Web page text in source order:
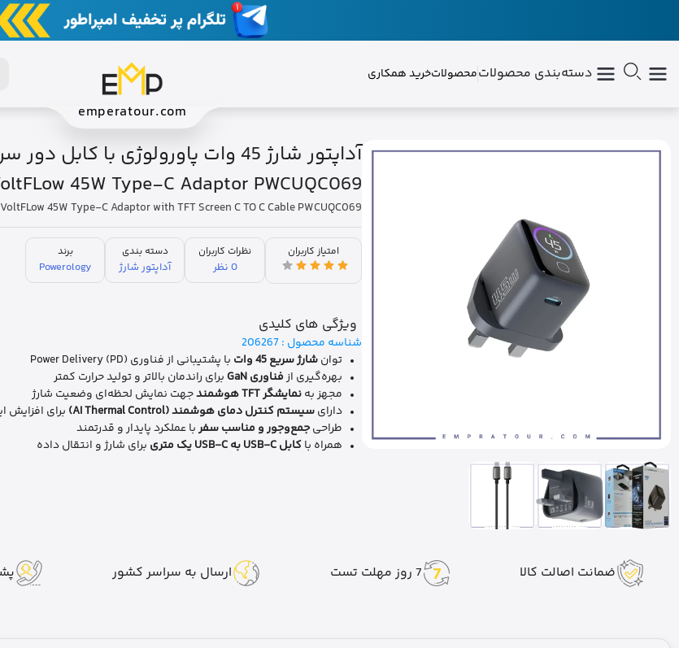
دسته‌بندی محصولاتمحصولاتخرید همکاری
emperatour.com
آداپتور شارژ 45 وات پاورولوژی با کابل
45W Type-C Adaptor PWCUQC069
45W Type-C Adaptor with TFT Screen C TO C Cable PWCUQC069
امتیاز کاربران نظرات کاربران
0 نظر
دسته بندی
آداپتور شارژ
برند
Powerology
ویژگی های کلیدی
شناسه محصول :206267
توانشارژ سریع 45 وات
با پشتیبانی از فناوری Power Delivery (PD)
بهره‌گیری ازفناوری GaN
برای راندمان بالاتر و تولید حرارت کمتر
مجهز بهنمایشگر TFT هوشمند
جهت نمایش لحظه‌ای وضعیت شارژ
دارایسیستم کنترل دمای هوشمند (AI Thermal Control)
برای افزایش
طراحیجمع‌وجور و مناسب سفربا عملکرد پایدار و قدرتمند
همراه باکابل USB-C به USB-C یک متری برای شارژ و انتقال داده
ضمانت اصالت کالا 7 روز مهلت تست ارسال به سراسر کشور